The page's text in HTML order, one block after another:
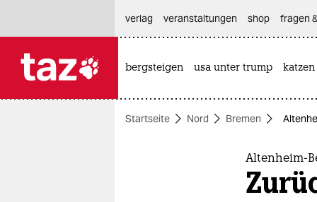
themen
verlag
veranstaltungen shop fragen
bergsteigen usa unter trump katzen
Startseite Nord Bremen
Altenheim-